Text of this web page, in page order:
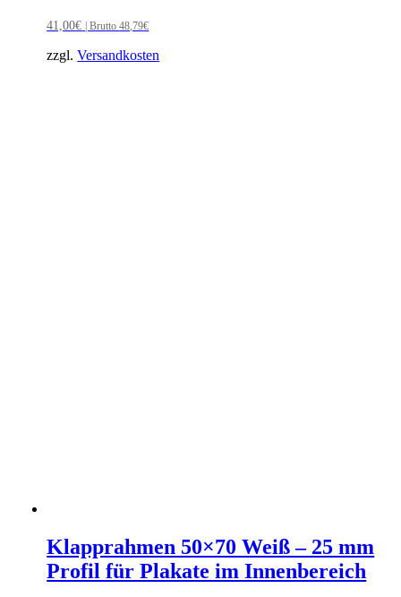
41,00€ | Brutto48,79€
zzgl.Versandkosten
Klapprahmen 50×70 Weiß – 25 mm
Profil für Plakate im Innenbereich